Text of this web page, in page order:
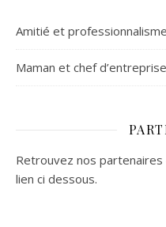
Amitié et professionnalisme
Maman et chef
Retrouvez nos
lien ci dessous.